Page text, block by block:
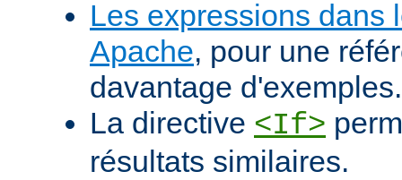
Les expressions dans
Apache, pour une
davantage d'exemples.
La directive <If>
résultats similaires.